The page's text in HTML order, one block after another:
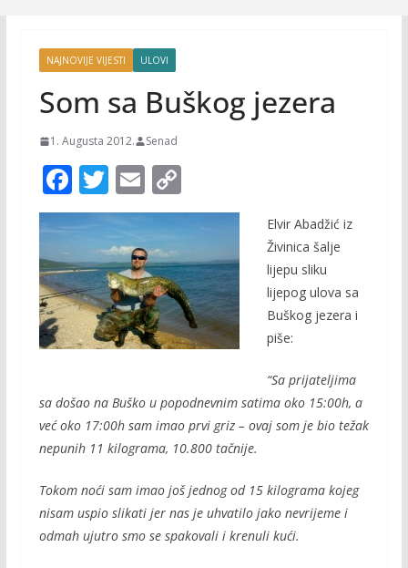
NAJNOVIJE VIJESTI ULOVI
Som sa Buškog jezera
1. Augusta 2012. Senad
F
ac
e
b
o
o
k
T
w
itt
er
E
m
ai
l
C
o
p
y
Li
n
k
Elvir Abadžić iz
Živinica šalje
lijepu sliku
lijepog ulova sa
Buškog jezera i
piše:
“Sa prijateljima
sa došao na Buško u popodnevnim satima oko 15:00h, a
već oko 17:00h sam imao prvi griz – ovaj som je bio težak
nepunih 11 kilograma, 10.800 tačnije.
Tokom noći sam imao još jednog od 15 kilograma kojeg
nisam uspio slikati jer nas je uhvatilo jako nevrijeme i
odmah ujutro smo se spakovali i krenuli kući.